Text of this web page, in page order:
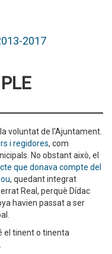
2017
voluntat de l'Ajuntament.
i regidores, com
No obstant això, el
que donava compte del
, quedant integrat
Real, perquè Dídac
havien passat a ser
el tinent o tinenta